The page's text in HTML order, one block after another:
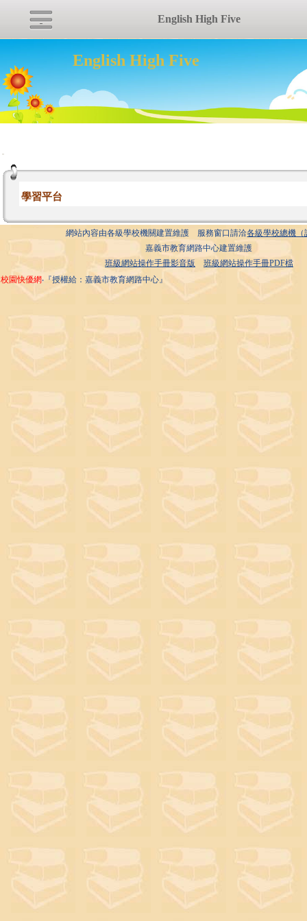
English High Five
:::
學習平台
網站內容由各級學校機關建置維護 服務窗口請洽各級學校總機（
嘉義市教育網路中心建置維護
班級網站操作手冊影音版
班級網站操作手冊PDF檔
校園快優網‧『授權給：嘉義市教育網路中心』
English High Five